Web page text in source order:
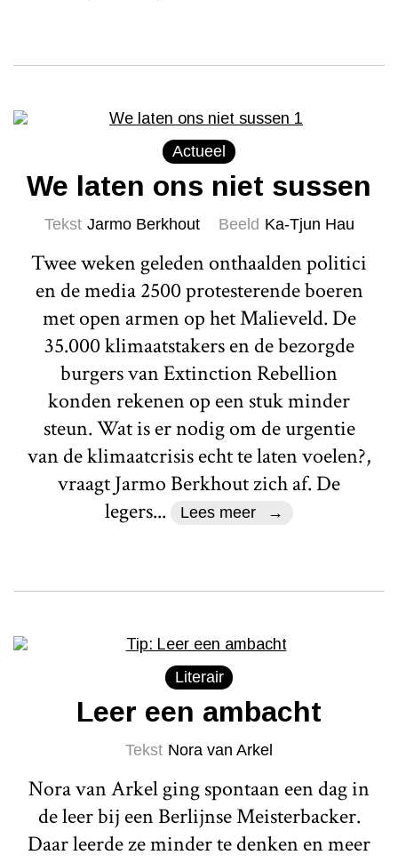
Actueel
We laten ons niet sussen
Tekst Jarmo Berkhout Beeld Ka-Tjun Hau
Twee weken geleden onthaalden politici
en de media 2500 protesterende boeren
met open armen op het Malieveld. De
35.000 klimaatstakers en de bezorgde
burgers van Extinction Rebellion
konden rekenen op een stuk minder
steun. Wat is er nodig om de urgentie
van de klimaatcrisis echt te laten voelen?,
vraagt Jarmo Berkhout zich af. De
legers...
Lees meer
Literair
Leer een ambacht
Tekst Nora van Arkel
Nora van Arkel ging spontaan een dag in
de leer bij een Berlijnse Meisterbacker.
Daar leerde ze minder te denken en meer